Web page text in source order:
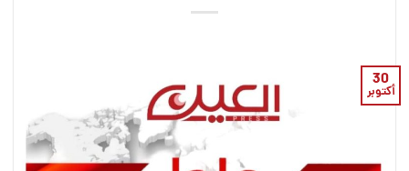
30
أكتوبر